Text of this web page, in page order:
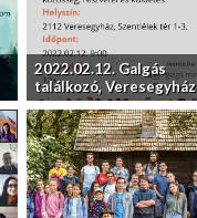
2022.02.12. Galgás
találkozó, Veresegyház